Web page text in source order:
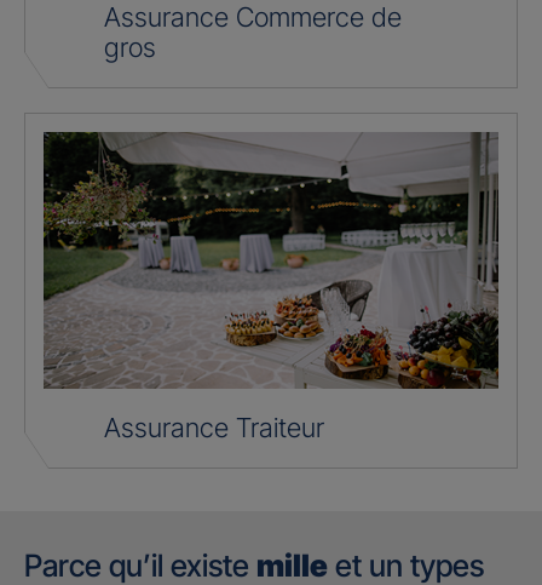
Assurance Commerce de
gros
Assurance Traiteur
Parce qu’il existe mille et un types